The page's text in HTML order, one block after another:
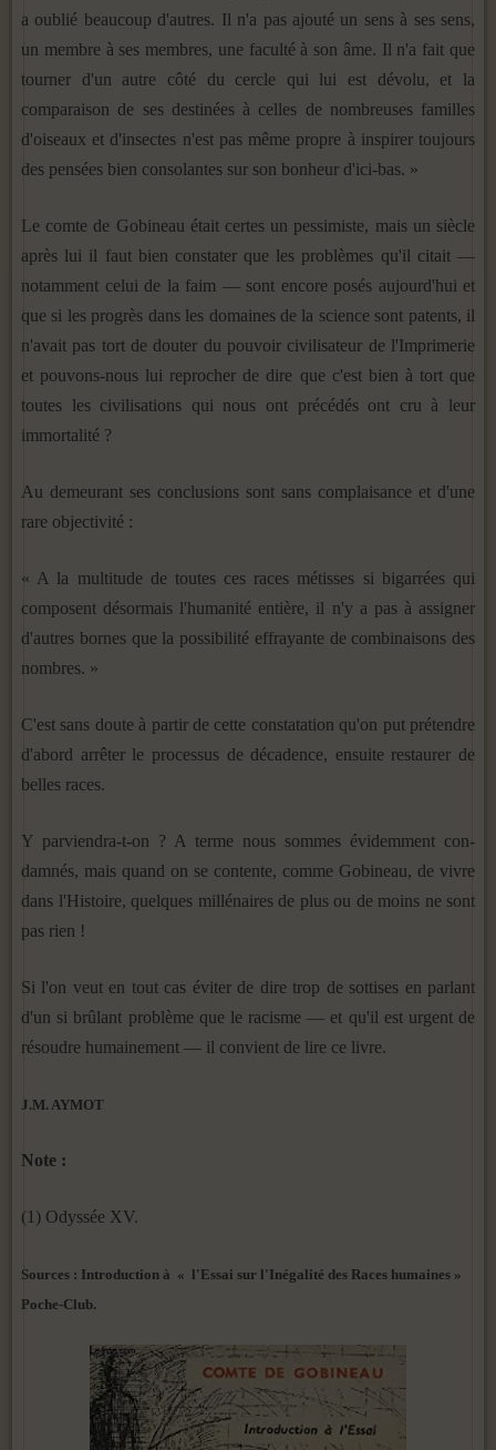
a oublié beaucoup d'autres. Il n'a pas ajouté un sens à ses sens,
un membre à ses membres, une faculté à son âme. Il n'a fait que
tourner d'un autre côté du cercle qui lui est dévolu, et la
comparaison de ses destinées à celles de nombreuses familles
d'oiseaux et d'insectes n'est pas même propre à inspirer toujours
des pensées bien consolantes sur son bonheur d'ici-bas. »
Le comte de Gobineau était certes un pessimiste, mais un siècle
après lui il faut bien constater que les problèmes qu'il citait —
notamment celui de la faim — sont encore posés au­jourd'hui et
que si les progrès dans les domaines de la science sont patents, il
n'avait pas tort de douter du pouvoir civilisa­teur de l'Imprimerie
et pouvons-nous lui reprocher de dire que c'est bien à tort que
toutes les civilisations qui nous ont pré­cédés ont cru à leur
immortalité ?
Au demeurant ses conclusions sont sans complaisance et d'une
rare objectivité :
« A la multitude de toutes ces races métisses si bigarrées qui
composent désormais l'humanité entière, il n'y a pas à assigner
d'autres bornes que la possibilité effrayante de com­binaisons des
nombres. »
C'est sans doute à partir de cette constatation qu'on put prétendre
d'abord arrêter le processus de décadence, ensuite restaurer de
belles races.
Y parviendra-t-on ? A terme nous sommes évidemment con­
damnés, mais quand on se contente, comme Gobineau, de vivre
dans l'Histoire, quelques millénaires de plus ou de moins ne sont
pas rien !
Si l'on veut en tout cas éviter de dire trop de sottises en parlant
d'un si brûlant problème que le racisme — et qu'il est urgent de
résoudre humainement — il convient de lire ce livre.
J.M. AYMOT
Note :
(1) Odyssée XV.
Sources : Introduction à « l'Essai sur l'Inégalité des Races humaines »
Poche-Club.